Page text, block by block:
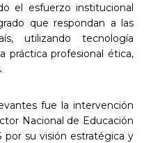
el esfuerzo institucional
que respondan a las
utilizando tecnología
práctica profesional ética,
fue la intervención
Nacional de Educación
por su visión estratégica y